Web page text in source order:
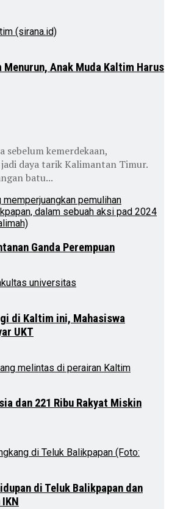
Menurun, Anak Muda Kaltim Harus
sebelum kemerdekaan,
daya tarik Kalimantan Timur.
batu...
Ganda Perempuan
di Kaltim ini, Mahasiswa
UKT
dan 221 Ribu Rakyat Miskin
di Teluk Balikpapan dan